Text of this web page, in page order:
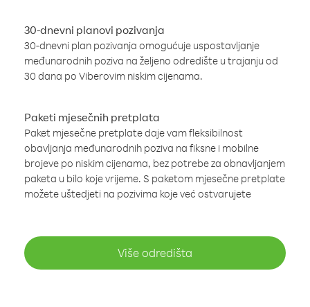
30-dnevni planovi pozivanja
30-dnevni plan pozivanja omogućuje uspostavljanje
međunarodnih poziva na željeno odredište u trajanju od
30 dana po Viberovim niskim cijenama.
Paketi mjesečnih pretplata
Paket mjesečne pretplate daje vam fleksibilnost
obavljanja međunarodnih poziva na fiksne i mobilne
brojeve po niskim cijenama, bez potrebe za obnavljanjem
paketa u bilo koje vrijeme. S paketom mjesečne pretplate
možete uštedjeti na pozivima koje već ostvarujete
Više odredišta